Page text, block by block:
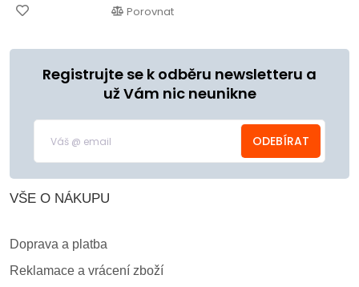
Porovnat
Registrujte se k odběru newsletteru a
už Vám nic neunikne
ODEBÍRAT
VŠE O NÁKUPU
Doprava a platba
Reklamace a vrácení zboží